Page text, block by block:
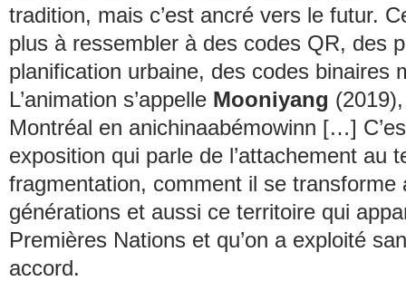
tradition, mais c’est ancré vers le futur.
plus à ressembler à des codes QR, des
planification urbaine, des codes binaires
L’animation s’appelle Mooniyang
Montréal en anichinaabémowinn […]
exposition qui parle de l’attachement au
fragmentation, comment il se transforme
générations et aussi ce territoire qui
Premières Nations et qu’on a exploité
accord.